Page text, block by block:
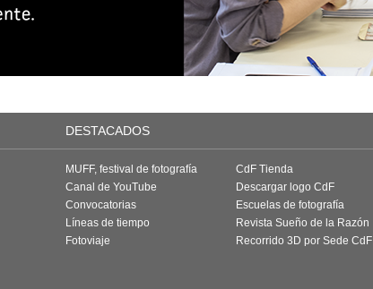
DESTACADOS
MUFF, festival de fotografía
Canal de YouTube
Convocatorias
Líneas de tiempo
Fotoviaje
CdF Tienda
Descargar logo CdF
Escuelas de fotografía
Revista Sueño de la Razón
Recorrido 3D por Sede CdF